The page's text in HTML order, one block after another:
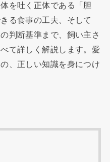
を吐く正体である「胆
る食事の工夫、そして
判断基準まで、飼い主さ
て詳しく解説します。愛
、正しい知識を身につけ